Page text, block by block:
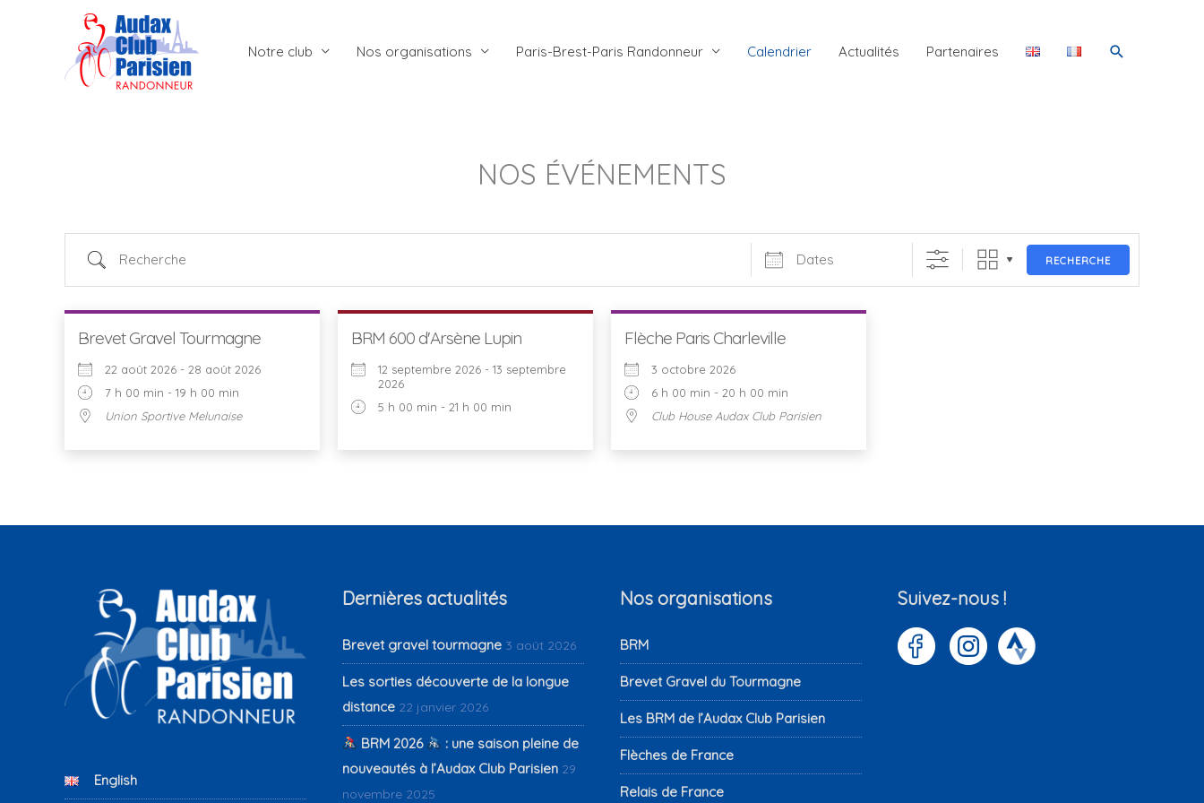
Notre club Nos organisations Paris-Brest-Paris Randonneur Calendrier Actualités Partenaires Rechercher
NOS ÉVÉNEMENTS
Recherche Dates RECHERCHE
Brevet Gravel Tourmagne
22 août 2026 - 28 août 2026
7 h 00 min - 19 h 00 min
Union Sportive Melunaise
BRM 600 d'Arsène Lupin
12 septembre 2026 - 13 septembre
2026
5 h 00 min - 21 h 00 min
Flèche Paris Charleville
3 octobre 2026
6 h 00 min - 20 h 00 min
Club House Audax Club Parisien
English
Dernières actualités
Brevet gravel tourmagne 3 août 2026
Les sorties découverte de la longue
distance 22 janvier 2026
BRM 2026
: une saison pleine de
nouveautés à l’Audax Club Parisien 29
novembre 2025
Nos organisations
BRM
Brevet Gravel du Tourmagne
Les BRM de l’Audax Club Parisien
Flèches de France
Relais de France
Suivez-nous !